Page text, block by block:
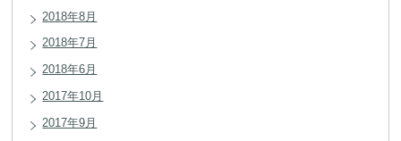
2018年8月
2018年7月
2018年6月
2017年10月
2017年9月